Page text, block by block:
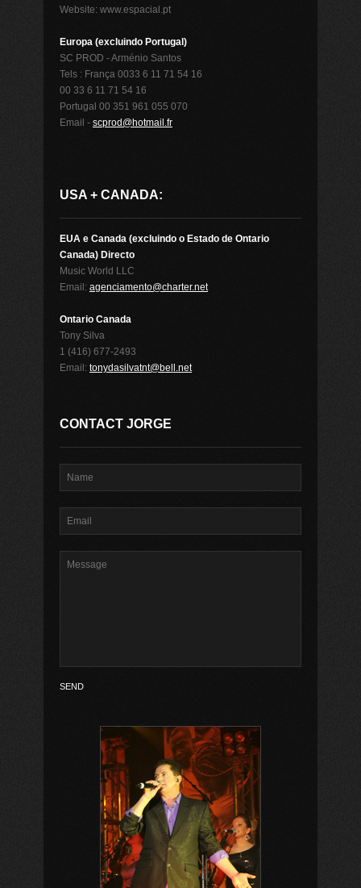
Website: www.espacial.pt
Europa (excluindo Portugal)
SC PROD - Arménio Santos
Tels : França 0033 6 11 71 54 16
00 33 6 11 71 54 16
Portugal 00 351 961 055 070
Email - scprod@hotmail.fr
USA + CANADA:
EUA e Canada (excluindo o Estado de Ontario
Canada) Directo
Music World LLC
Email: agenciamento@charter.net
Ontario Canada
Tony Silva
1 (416) 677-2493
Email: tonydasilvatnt@bell.net
CONTACT JORGE